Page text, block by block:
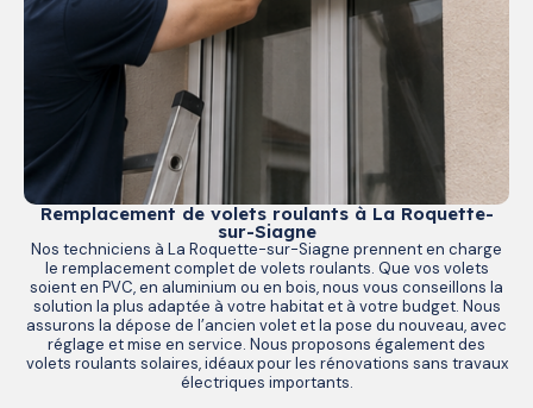
Remplacement de volets roulants à La Roquette-
sur-Siagne
Nos techniciens à La Roquette-sur-Siagne prennent en charge
le remplacement complet de volets roulants. Que vos volets
soient en PVC, en aluminium ou en bois, nous vous conseillons la
solution la plus adaptée à votre habitat et à votre budget. Nous
assurons la dépose de l’ancien volet et la pose du nouveau, avec
réglage et mise en service. Nous proposons également des
volets roulants solaires, idéaux pour les rénovations sans travaux
électriques importants.